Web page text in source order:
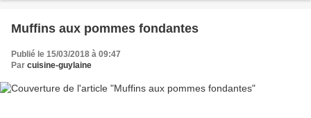
Muffins aux pommes fondantes
Publié le 15/03/2018 à 09:47
Par cuisine-guylaine